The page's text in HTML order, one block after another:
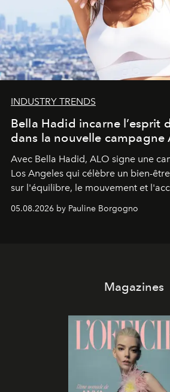
INDUSTRY TRENDS
Bella Hadid incarne l’esprit
dans la nouvelle campagne
Avec Bella Hadid, ALO signe une
Los Angeles qui célèbre un bien-
sur l'équilibre, le mouvement et
05.08.2026 by Pauline Borgogno
Magazines